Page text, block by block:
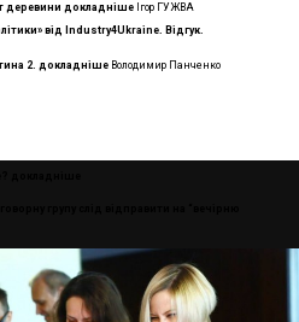
деревини докладнiше Ігор ГУЖВА
від Industry4Ukraine. Відгук.
2.
докладнiше Володимир Панченко